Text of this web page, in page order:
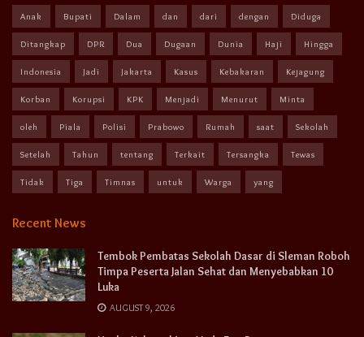
Anak Bupati Dalam dan dari dengan Diduga
Ditangkap DPR Dua Dugaan Dunia Haji Hingga
Indonesia Jadi Jakarta Kasus Kebakaran Kejagung
Korban Korupsi KPK Menjadi Menurut Minta
oleh Piala Polisi Prabowo Rumah saat Sekolah
Setelah Tahun tentang Terkait Tersangka Tewas
Tidak Tiga Timnas untuk Warga yang
Recent News
Tembok Pembatas Sekolah Dasar di Sleman Roboh
Timpa Peserta Jalan Sehat dan Menyebabkan 10
Luka
AUGUST 9, 2026